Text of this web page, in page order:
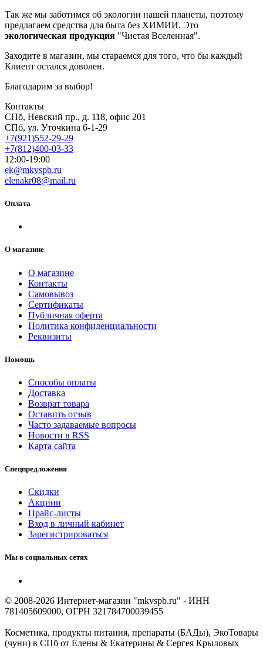
Так же мы заботимся об экологии нашей планеты, поэтому
предлагаем средства для быта без ХИМИИ. Это
экологическая продукция "Чистая Вселенная".
Заходите в магазин, мы стараемся для того, что бы каждый
Клиент остался доволен.
Благодарим за выбор!
Контакты
СПб, Невский пр., д. 118, офис 201
СПб, ул. Уточкина 6-1-29
+7(921)552-29-29
+7(812)400-03-33
12:00-19:00
ek@mkvspb.ru
elenakr08@mail.ru
Оплата
О магазине
О магазине
Контакты
Самовывоз
Сертификаты
Публичная оферта
Политика конфиденциальности
Реквизиты
Помощь
Способы оплаты
Доставка
Возврат товара
Оставить отзыв
Часто задаваемые вопросы
Новости в RSS
Карта сайта
Спецпредложения
Скидки
Акциии
Прайс-листы
Вход в личный кабинет
Зарегистрироваться
Мы в социальных сетях
© 2008-2026 Интернет-магазин "mkvspb.ru" - ИНН
781405609000, ОГРН 321784700039455
Косметика, продукты питания, препараты (БАДы), ЭкоТовары
(чуни) в СПб от Елены & Екатерины & Сергея Крыловых